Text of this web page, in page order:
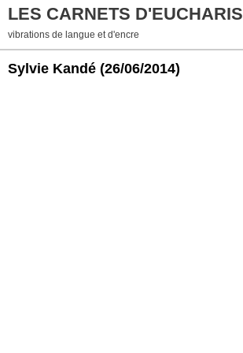
LES CARNETS
vibrations de langue et d'encre
Sylvie Kandé (26/06/2014)